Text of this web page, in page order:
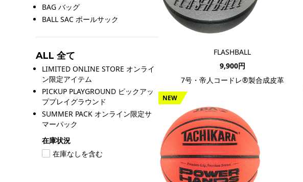
BAG バッグ
BALL SAC ボールサック
ALL 全て
LIMITED ONLINE STORE オンライ
ン限定アイテム
PICKUP PLAYGROUND ピックアッ
ププレイグラウンド
SUMMER PACK オンライン限定サ
マーパック
在庫状況
在庫なしを含む
FLASHBALL
9,900円
7号・帝人コードレ®製合成皮革
NEW